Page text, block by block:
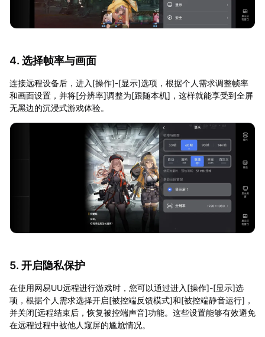
4. 选择帧率与画面
连接远程设备后，进入[操作]-[显示]选项，根据个人需求调整帧率
和画面设置，并将[分辨率]调整为[跟随本机]，这样就能享受到全屏
无黑边的沉浸式游戏体验。
5. 开启隐私保护
在使用网易UU远程进行游戏时，您可以通过进入[操作]-[显示]选
项，根据个人需求选择开启[被控端反馈模式]和[被控端静音运行]，
并关闭[远程结束后，恢复被控端声音]功能。这些设置能够有效避免
在远程过程中被他人窥屏的尴尬情况。